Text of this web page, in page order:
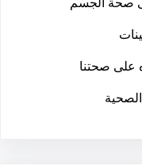
على صحتنا
الصحية